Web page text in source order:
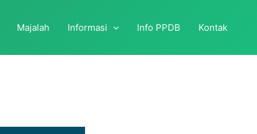
Majalah Informasi Info PPDB Kontak